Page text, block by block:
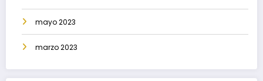
mayo 2023
marzo 2023